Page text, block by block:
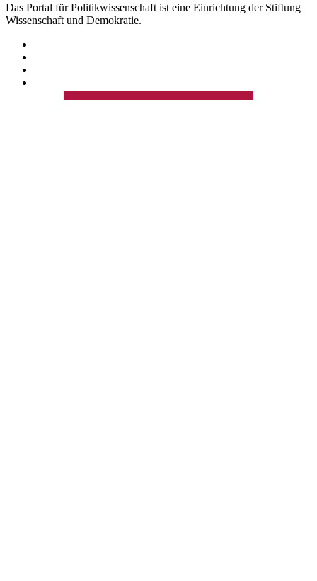
Das Portal für Politikwissenschaft ist eine Einrichtung der Stiftung
Wissenschaft und Demokratie.